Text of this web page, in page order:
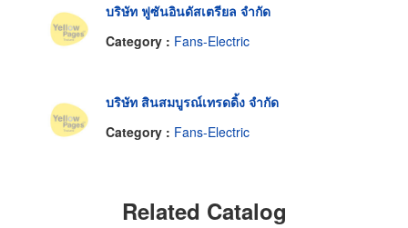
บริษัท ฟูซันอินดัสเตรียล จำกัด
Category : Fans-Electric
บริษัท สินสมบูรณ์เทรดดิ้ง จำกัด
Category : Fans-Electric
Related Catalog